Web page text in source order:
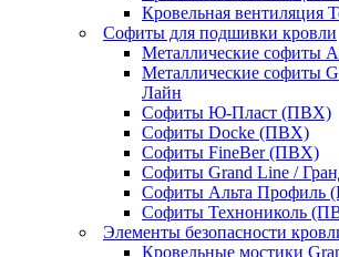
Кровельная вентиляция
Cофиты для подшивки кровли
Металлические софиты
Металлические софиты
Лайн
Софиты Ю-Пласт (ПВХ)
Софиты Docke (ПВХ)
Софиты FineBer (ПВХ)
Софиты Grand Line /
Софиты Альта Профиль
Софиты Технониколь
Элементы безопасности
Кровельные мостики